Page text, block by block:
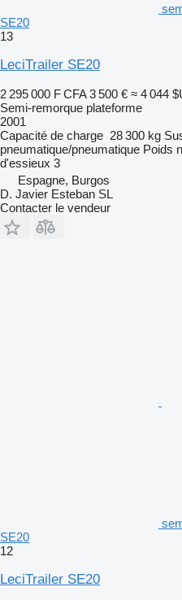
SE20
13
LeciTrailer SE20
2 295 000 F CFA 3 500 € ≈ 4 044
Semi-remorque plateforme
2001
Capacité de charge 28 300 kg
pneumatique/pneumatique Poids
d'essieux 3
Espagne, Burgos
D. Javier Esteban SL
Contacter le vendeur
SE20
12
LeciTrailer SE20